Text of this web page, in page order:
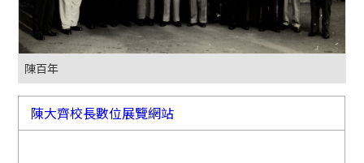
陳百年
陳大齊校長數位展覽網站